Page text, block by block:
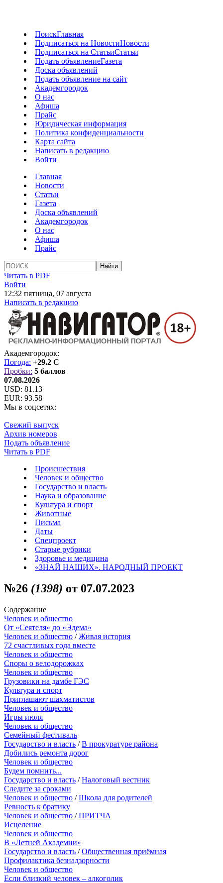
ПоискГлавная
Подписаться на НовостиНовости
Подписаться на СтатьиСтатьи
Подать объявлениеГазета
Доска объявлений
Подать объявление на сайт
Академгородок
О нас
Афиша
Прайс
Юридическая информация
Политика конфиденциальности
Карта сайта
Написать в редакцию
Войти
Главная
Новости
Статьи
Газета
Доска объявлений
Академгородок
О нас
Афиша
Прайс
Читать в PDF
Войти
12:32 пятница, 07 августа
Написать в редакцию
Академгородок:
Погода: +29.2 C
Пробки: 5 баллов
07.08.2026
USD: 81.13
EUR: 93.58
Мы в соцсетях:
Свежий выпуск
Архив номеров
Подать объявление
Читать в PDF
Происшествия
Человек и общество
Государство и власть
Наука и образование
Культура и спорт
Животные
Письма
Даты
Спецпроект
Старые рубрики
Здоровье и медицина
«ЗНАЙ НАШИХ». НАРОДНЫЙ ПРОЕКТ
№26 (1398) от 07.07.2023
Содержание
Человек и общество
От «Сеятеля» до «Эдема»
Человек и общество /Живая история
72 счастливых года вместе
Человек и общество
Споры о велодорожках
Человек и общество
Грузовики на дамбе ГЭС
Культура и спорт
Приглашают шахматистов
Человек и общество
Игры июля
Человек и общество
Семейный фестиваль
Государство и власть /В прокуратуре района
Добились ремонта дорог
Человек и общество
Будем помнить...
Государство и власть /Налоговый вестник
Следите за сроками
Человек и общество /Школа для родителей
Ревность к братику
Человек и общество /ПРИТЧА
Исцеление
Человек и общество
В «Летней Академии»
Государство и власть /Общественная приёмная
Профилактика безнадзорности
Человек и общество
Если близкий человек – алкоголик